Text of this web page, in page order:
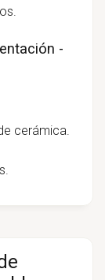
-
cerámica.